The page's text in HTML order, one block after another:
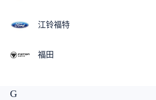
江铃福特
福田
G